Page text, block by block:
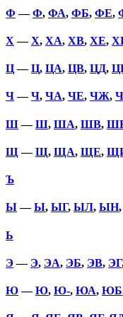
Ф —Ф, ФА, ФБ, ФЕ,
Х —Х, ХА, ХВ, ХЕ,
Ц—Ц, ЦА, ЦВ, ЦД,
Ч—Ч, ЧА, ЧЕ, ЧЖ,
Ш—Ш, ША, ШВ,
Щ —Щ, ЩА, ЩЕ,
Ъ
Ы—Ы, ЫГ, ЫЛ, ЫН,
Ь
Э— Э, ЭА, ЭБ, ЭВ, ЭГ
Ю—Ю, Ю-, ЮА, ЮБ